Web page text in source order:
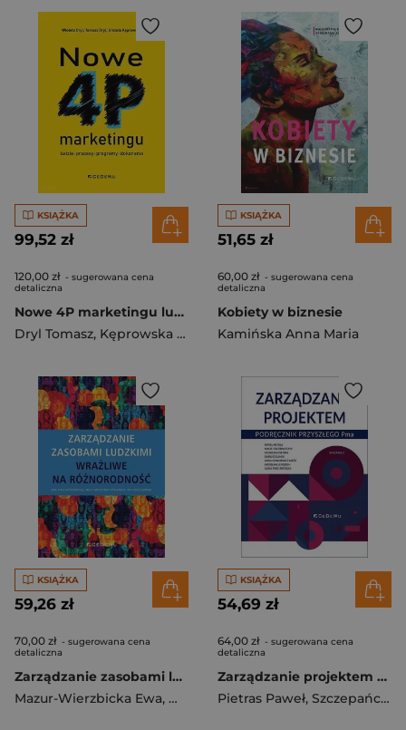
KSIĄŻKA
99,52 zł
120,00 zł - sugerowana cena
detaliczna
Nowe 4P marketingu ludzie, procesy, programy, dokonania
Dryl Tomasz, Kęprowska Urszula
KSIĄŻKA
51,65 zł
60,00 zł - sugerowana cena
detaliczna
Kobiety w biznesie
Kamińska Anna Maria
KSIĄŻKA
59,26 zł
70,00 zł - sugerowana cena
detaliczna
Zarządzanie zasobami ludzkimi wrażliwe na różnorodność
Mazur-Wierzbicka Ewa, Wieczorek-Szymańska Anna,
KSIĄŻKA
54,69 zł
64,00 zł - sugerowana cena
detaliczna
Zarządzanie projektem Podręcznik przyszłego Pma
Pietras Paweł, Szczepańczyk Maciej